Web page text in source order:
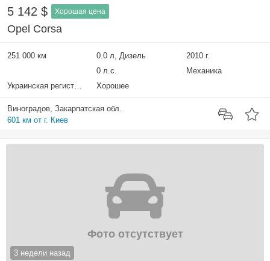
5 142 $ Хорошая цена
Opel Corsa
251 000 км 0.0 л, Дизель
2010 г.
0 л.с.
Механика
Украинская регистрация
Хорошее
Виноградов, Закарпатская обл.
601 км от г. Киев
3 недели назад
Фото отсутствует